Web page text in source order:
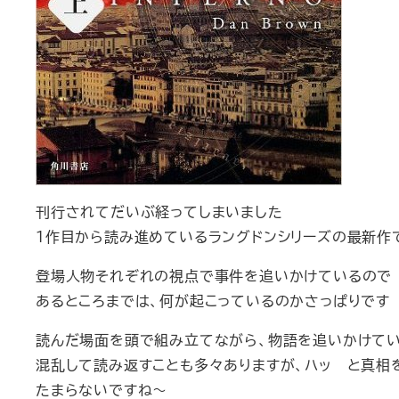
刊行されてだいぶ経ってしまいました
１作目から読み進めているラングドンシリーズの最新
登場人物それぞれの視点で事件を追いかけているので
あるところまでは、何が起こっているのかさっぱりです
読んだ場面を頭で組み立てながら、物語を追いかけて
混乱して読み返すことも多々ありますが、ハッ と真相
たまらないですね～